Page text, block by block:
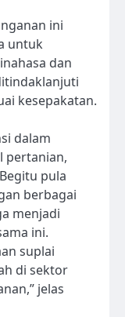
ini
untuk
dan
kesepakatan.
dalam
pertanian,
pula
berbagai
menjadi
ini.
suplai
di sektor
jelas